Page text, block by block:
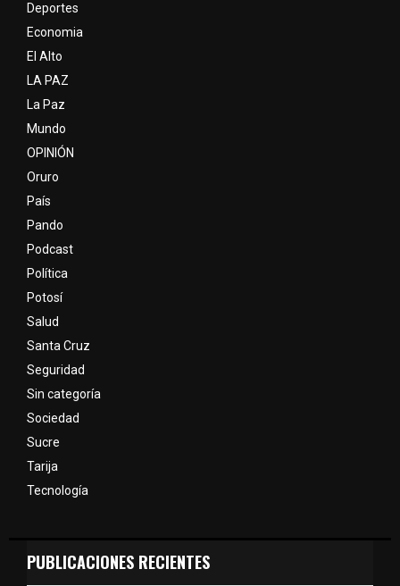
Deportes
Economia
El Alto
LA PAZ
La Paz
Mundo
OPINIÓN
Oruro
País
Pando
Podcast
Política
Potosí
Salud
Santa Cruz
Seguridad
Sin categoría
Sociedad
Sucre
Tarija
Tecnología
PUBLICACIONES RECIENTES